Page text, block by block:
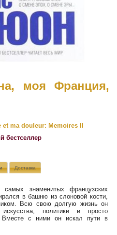
моя Франция,
ma douleur: Memoires II
бестселлер
Доставка
знаменитых французских
в башню из слоновой кости,
Всю свою долгую жизнь он
политики и просто
Вместе с ними он искал пути в